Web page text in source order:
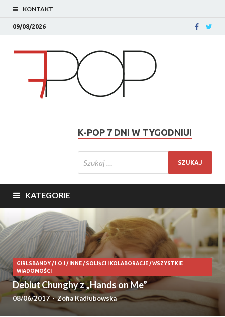
KONTAKT
09/08/2026
K-POP 7 DNI W TYGODNIU!
KATEGORIE
GIRLSBANDY/ I.O.I / INNE/SOLIŚCI I KOLABORACJE/WSZYSTKIE
WIADOMOŚCI
Debiut Chunghy z „Hands on Me”
08/06/2017-Zofia Kadłubowska